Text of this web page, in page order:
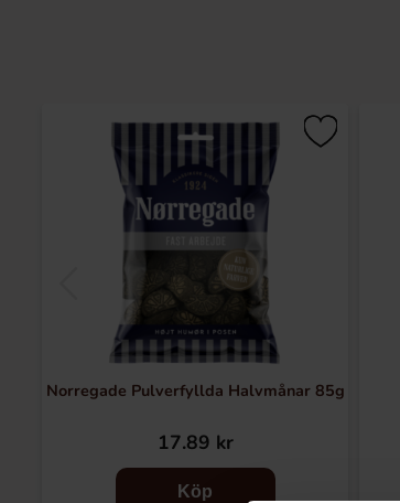
Norregade Pulverfyllda Halvmånar 85g
17.89 kr
Köp